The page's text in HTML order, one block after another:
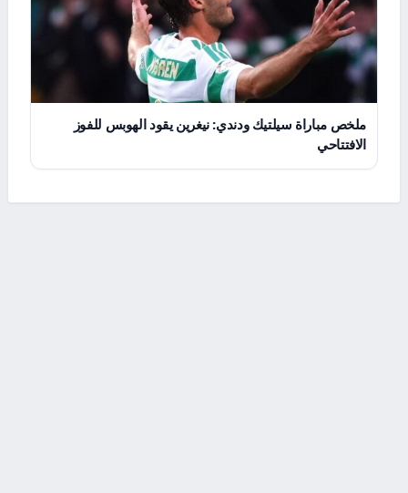
ملخص مباراة سيلتيك ودندي: نيغرين يقود الهوبس للفوز
الافتتاحي